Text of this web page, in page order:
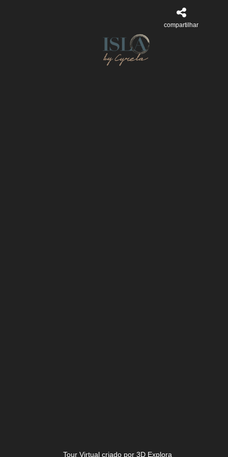
compartilhar
Tour Virtual criado por 3D Explora